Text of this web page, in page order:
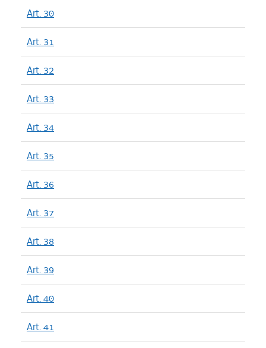
Art. 30
Art. 31
Art. 32
Art. 33
Art. 34
Art. 35
Art. 36
Art. 37
Art. 38
Art. 39
Art. 40
Art. 41